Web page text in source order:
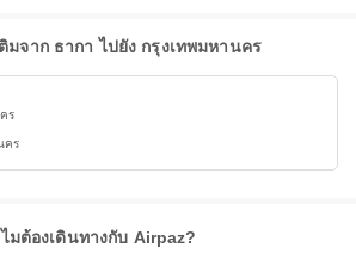
มจาก ธากา ไปยัง กรุงเทพมหานคร
ร
คร
มต้องเดินทางกับ Airpaz?